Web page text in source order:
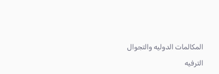
المكالمات الدوليه والتجوال
الترفيه